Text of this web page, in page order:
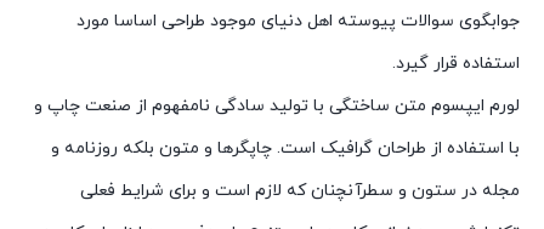
جوابگوی سوالات پیوسته اهل دنیای موجود طراحی اساسا مورد
استفاده قرار گیرد.
لورم ایپسوم متن ساختگی با تولید سادگی نامفهوم از صنعت چاپ و
با استفاده از طراحان گرافیک است. چاپگرها و متون بلکه روزنامه و
مجله در ستون و سطرآنچنان که لازم است و برای شرایط فعلی